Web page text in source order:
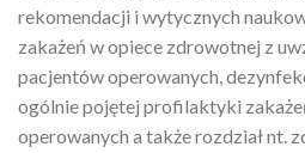
rekomendacji i wytycznych
zakażeń w opiece zdrowotnej z
pacjentów operowanych,
ogólnie pojętej profilaktyki
operowanych a także rozdział nt.